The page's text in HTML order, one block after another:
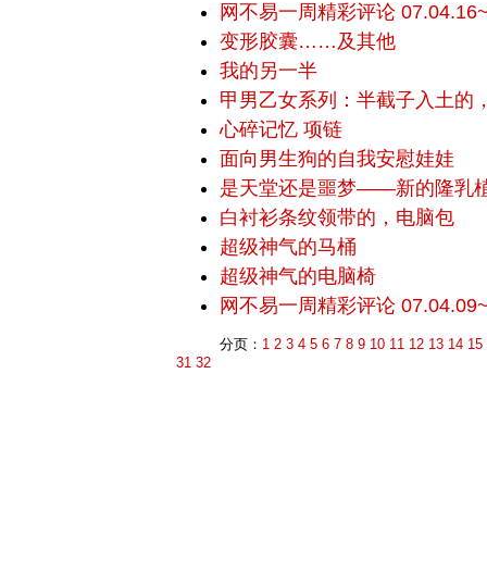
网不易一周精彩评论
变形胶囊……及其他
我的另一半
甲男乙女系列：半截子入土的
心碎记忆 项链
面向男生狗的自我安慰娃娃
是天堂还是噩梦——新的隆乳
白衬衫条纹领带的，电脑包
超级神气的马桶
超级神气的电脑椅
网不易一周精彩评论
分页： 1 2 3 4 5 6 7 8 9 10 11 12 13 14 15
31 32